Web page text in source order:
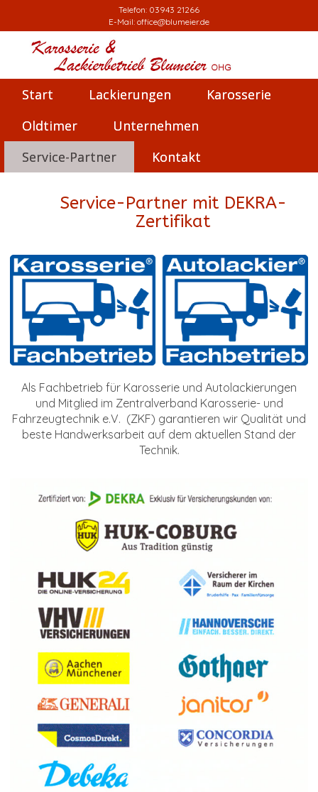
Telefon: 03943 21266
E-Mail: office@blumeier.de
Start Lackierungen
Karosserie
Oldtimer
Unternehmen
Service-Partner
Kontakt
Service-Partner mit DEKRA-
Zertifikat
Als Fachbetrieb für Karosserie und Autolackierungen
und Mitglied im Zentralverband Karosserie- und
Fahrzeugtechnik e.V. (ZKF) garantieren wir Qualität und
beste Handwerksarbeit auf dem aktuellen Stand der
Technik.